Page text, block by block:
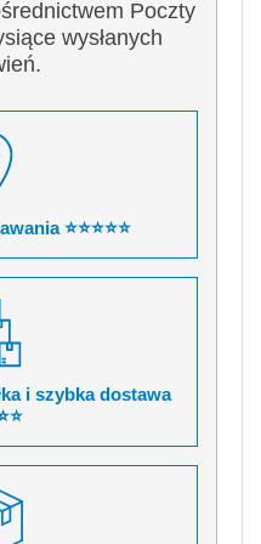
Poczty
wysłanych
⭐⭐⭐⭐⭐
i szybka dostawa